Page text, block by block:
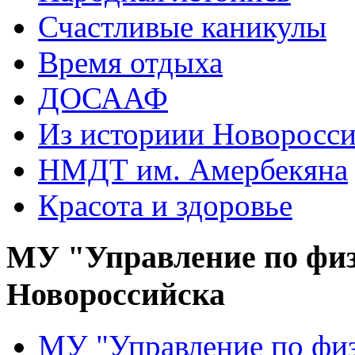
Счастливые каникулы
Время отдыха
ДОСААФ
Из историии
НМДТ им. Амербекяна
Красота и здоровье
МУ "Управление по
Новороссийска
МУ "Управление по